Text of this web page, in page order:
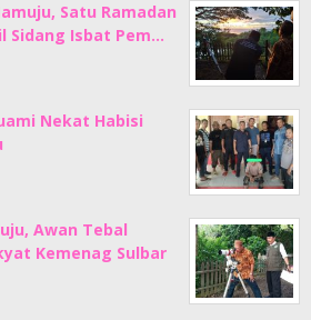
Satu Ramadan
Sidang Isbat Pem…
Nekat Habisi
Awan Tebal
Kemenag Sulbar